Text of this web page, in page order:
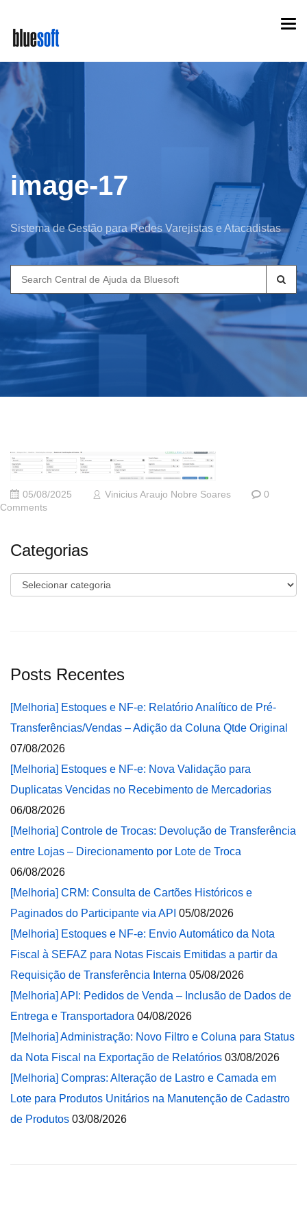
main
content
image-17
Sistema de Gestão para Redes Varejistas e Atacadistas
Search
for:
05/08/2025 Vinicius Araujo Nobre Soares
0
Comments
Categorias
Categorias
Posts Recentes
[Melhoria] Estoques e NF-e: Relatório Analítico de Pré-
Transferências/Vendas – Adição da Coluna Qtde Original
07/08/2026
[Melhoria] Estoques e NF-e: Nova Validação para
Duplicatas Vencidas no Recebimento de Mercadorias
06/08/2026
[Melhoria] Controle de Trocas: Devolução de Transferência
entre Lojas – Direcionamento por Lote de Troca
06/08/2026
[Melhoria] CRM: Consulta de Cartões Históricos e
Paginados do Participante via API 05/08/2026
[Melhoria] Estoques e NF-e: Envio Automático da Nota
Fiscal à SEFAZ para Notas Fiscais Emitidas a partir da
Requisição de Transferência Interna 05/08/2026
[Melhoria] API: Pedidos de Venda – Inclusão de Dados de
Entrega e Transportadora 04/08/2026
[Melhoria] Administração: Novo Filtro e Coluna para Status
da Nota Fiscal na Exportação de Relatórios 03/08/2026
[Melhoria] Compras: Alteração de Lastro e Camada em
Lote para Produtos Unitários na Manutenção de Cadastro
de Produtos 03/08/2026